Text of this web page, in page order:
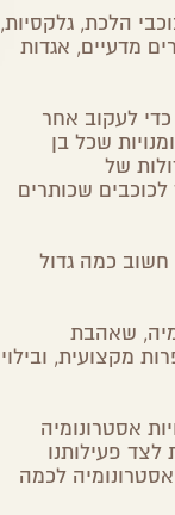
הלכת, גלקסיות,
מדעיים, אגדות
לעקוב אחר
שכל בן
של
לכוכבים שכותרים
כמה גדול
שאהבת
מקצועית, ובילוי
אסטרונומיה
פעילותנו
לכמה